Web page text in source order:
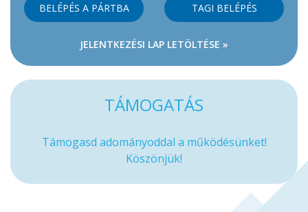
BELÉPÉS A PÁRTBA TAGI BELÉPÉS
JELENTKEZÉSI LAP LETÖLTÉSE »
TÁMOGATÁS
Támogasd adományoddal a működésünket!
Köszönjük!